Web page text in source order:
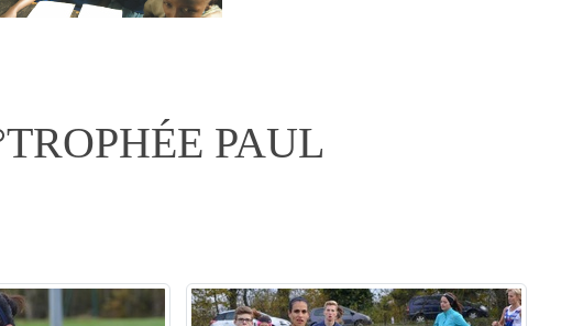
PAUL